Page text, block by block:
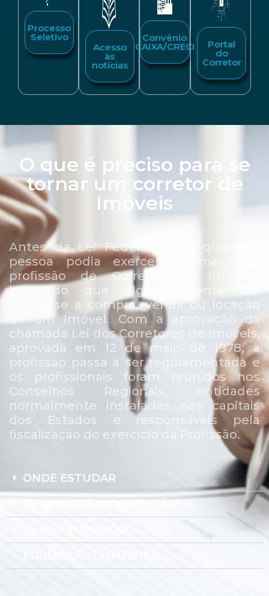
Processo
Seletivo
Acesso
às
notícias
Convênio
CAIXA/CRECI Portal
do
Corretor
O que é preciso para se
tornar um corretor de
Imóveis
Antes da Lei Federal 6.530, qualquer
pessoa podia exercer livremente a
profissão de Corretor de Imóveis,
bastando que algum cliente lhe
confiasse a compra, venda ou locação
de um Imóvel. Com a aprovação da
chamada Lei dos Corretores de Imóveis,
aprovada em 12 de maio de 1978, a
profissão passa a ser regulamentada e
os profissionais foram reunidos nos
Conselhos Regionais, entidades
normalmente instaladas nas capitais
dos Estados e responsáveis pela
fiscalização do exercício da Profissão.
ONDE ESTUDAR
REQUISITOS INDISPENSÁVEIS